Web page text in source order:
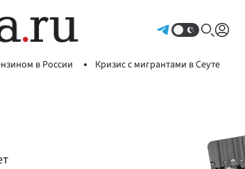
в России Кризис с мигрантами в Сеуте